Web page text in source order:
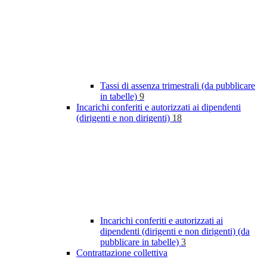
Tassi di assenza trimestrali (da pubblicare
in tabelle) 9
Incarichi conferiti e autorizzati ai dipendenti
(dirigenti e non dirigenti) 18
Incarichi conferiti e autorizzati ai
dipendenti (dirigenti e non dirigenti) (da
pubblicare in tabelle) 3
Contrattazione collettiva